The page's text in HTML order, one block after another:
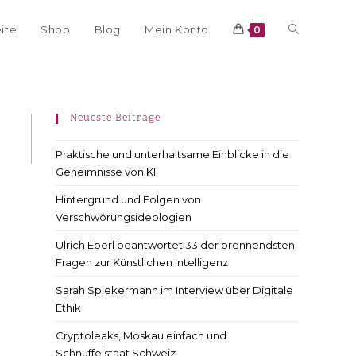
Shop Blog Mein Konto 0
Neueste Beiträge
Praktische und unterhaltsame Einblicke in die
Geheimnisse von KI
Hintergrund und Folgen von
Verschwörungsideologien
Ulrich Eberl beantwortet 33 der brennendsten
Fragen zur Künstlichen Intelligenz
Sarah Spiekermann im Interview über Digitale
Ethik
Cryptoleaks, Moskau einfach und
Schnüffelstaat Schweiz